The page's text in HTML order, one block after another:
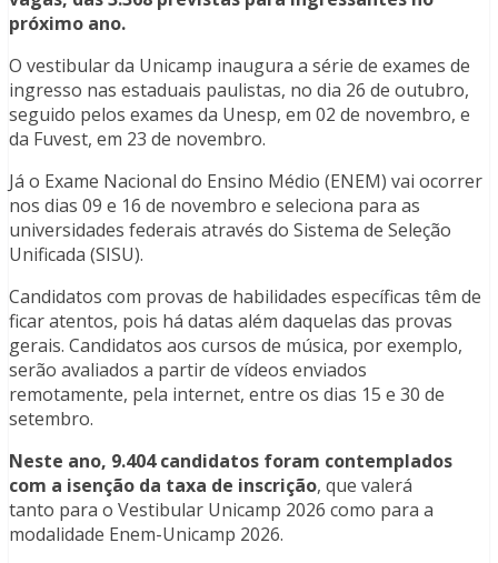
próximo ano.
O vestibular da Unicamp inaugura a série de exames de
ingresso nas estaduais paulistas, no dia 26 de outubro,
seguido pelos exames da Unesp, em 02 de novembro, e
da Fuvest, em 23 de novembro.
Já o Exame Nacional do Ensino Médio (ENEM) vai ocorrer
nos dias 09 e 16 de novembro e seleciona para as
universidades federais através do Sistema de Seleção
Unificada (SISU).
Candidatos com provas de habilidades específicas têm de
ficar atentos, pois há datas além daquelas das provas
gerais. Candidatos aos cursos de música, por exemplo,
serão avaliados a partir de vídeos enviados
remotamente, pela internet, entre os dias 15 e 30 de
setembro.
Neste ano, 9.404 candidatos foram contemplados
com a isenção da taxa de inscrição, que valerá
tanto para o Vestibular Unicamp 2026 como para a
modalidade Enem-Unicamp 2026.